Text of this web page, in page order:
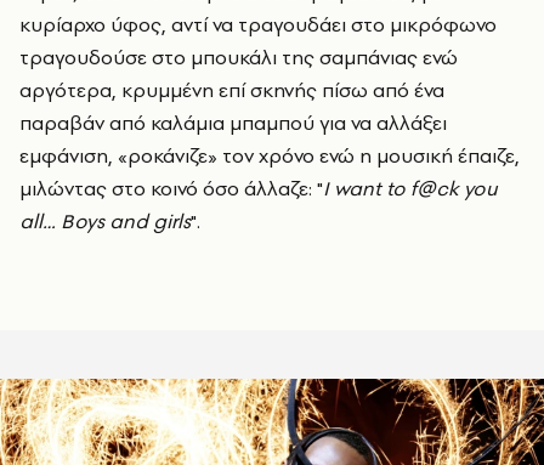
κυρίαρχο ύφος, αντί να τραγουδάει στο μικρόφωνο
τραγουδούσε στο μπουκάλι της σαμπάνιας ενώ
αργότερα, κρυμμένη επί σκηνής πίσω από ένα
παραβάν από καλάμια μπαμπού για να αλλάξει
εμφάνιση, «ροκάνιζε» τον χρόνο ενώ η μουσική έπαιζε,
μιλώντας στο κοινό όσο άλλαζε: "I want to f@ck you
all… Boys and girls".